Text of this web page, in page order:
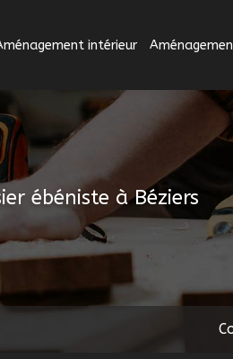
intérieur
ébéniste à Béziers